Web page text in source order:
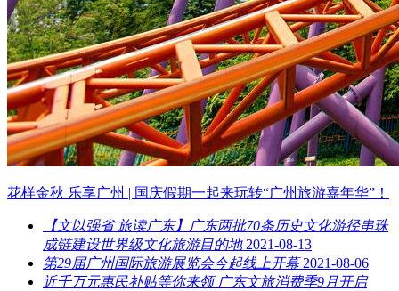
花样金秋 乐享广州 | 国庆假期一起来玩转“广州旅游嘉年华”！
【文以强省 旅读广东】广东两批70条历史文化游径串珠
成链建设世界级文化旅游目的地 2021-08-13
第29届广州国际旅游展览会今起线上开幕 2021-08-06
近千万元惠民补贴等你来领 广东文旅消费季9月开启